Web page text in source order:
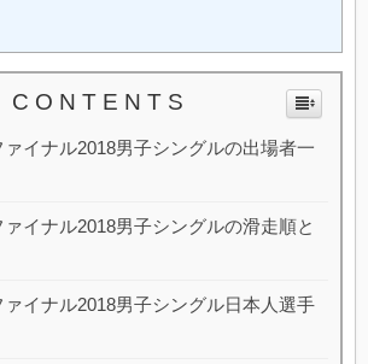
C O N T E N T S
イナル2018男子シングルの出場者一
イナル2018男子シングルの滑走順と
イナル2018男子シングル日本人選手